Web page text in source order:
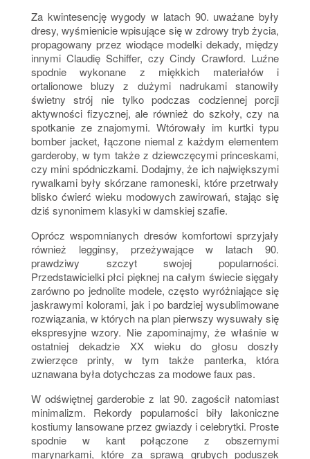
Za kwintesencję wygody w latach 90. uważane były
dresy, wyśmienicie wpisujące się w zdrowy tryb życia,
propagowany przez wiodące modelki dekady, między
innymi Claudię Schiffer, czy Cindy Crawford. Luźne
spodnie wykonane z miękkich materiałów i
ortalionowe bluzy z dużymi nadrukami stanowiły
świetny strój nie tylko podczas codziennej porcji
aktywności fizycznej, ale również do szkoły, czy na
spotkanie ze znajomymi. Wtórowały im kurtki typu
bomber jacket, łączone niemal z każdym elementem
garderoby, w tym także z dziewczęcymi princeskami,
czy mini spódniczkami. Dodajmy, że ich największymi
rywalkami były skórzane ramoneski, które przetrwały
blisko ćwierć wieku modowych zawirowań, stając się
dziś synonimem klasyki w damskiej szafie.
Oprócz wspomnianych dresów komfortowi sprzyjały
również legginsy, przeżywające w latach 90.
prawdziwy szczyt swojej popularności.
Przedstawicielki płci pięknej na całym świecie sięgały
zarówno po jednolite modele, często wyróżniające się
jaskrawymi kolorami, jak i po bardziej wysublimowane
rozwiązania, w których na plan pierwszy wysuwały się
ekspresyjne wzory. Nie zapominajmy, że właśnie w
ostatniej dekadzie XX wieku do głosu doszły
zwierzęce printy, w tym także panterka, która
uznawana była dotychczas za modowe faux pas.
W odświętnej garderobie z lat 90. zagościł natomiast
minimalizm. Rekordy popularności biły lakoniczne
kostiumy lansowane przez gwiazdy i celebrytki. Proste
spodnie w kant połączone z obszernymi
marynarkami, które za sprawą grubych poduszek